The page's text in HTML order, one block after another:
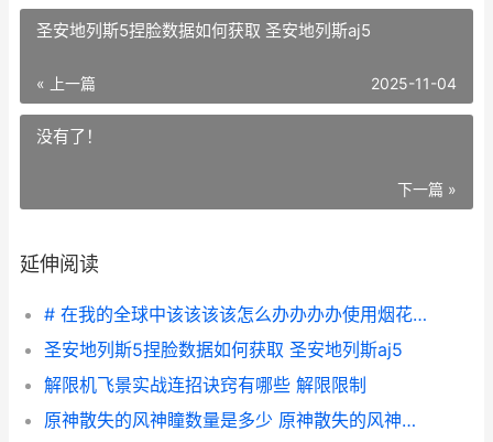
圣安地列斯5捏脸数据如何获取 圣安地列斯aj5
« 上一篇 2025-11-04
没有了！
下一篇 »
延伸阅读
# 在我的全球中该该该该怎么办办办办使用烟花火箭
圣安地列斯5捏脸数据如何获取 圣安地列斯aj5
解限机飞景实战连招诀窍有哪些 解限限制
原神散失的风神瞳数量是多少 原神散失的风神朣怎么才能得到